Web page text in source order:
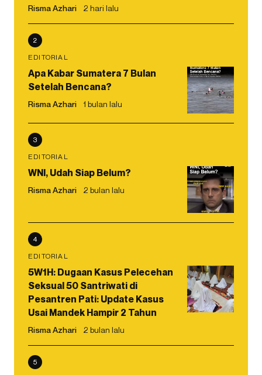
Risma Azhari 2 hari lalu
2
EDITORIAL
Apa Kabar Sumatera 7 Bulan
Setelah Bencana?
Risma Azhari 1 bulan lalu
3
EDITORIAL
WNI, Udah Siap Belum?
Risma Azhari 2 bulan lalu
4
EDITORIAL
5W1H: Dugaan Kasus Pelecehan
Seksual 50 Santriwati di
Pesantren Pati: Update Kasus
Usai Mandek Hampir 2 Tahun
Risma Azhari 2 bulan lalu
5